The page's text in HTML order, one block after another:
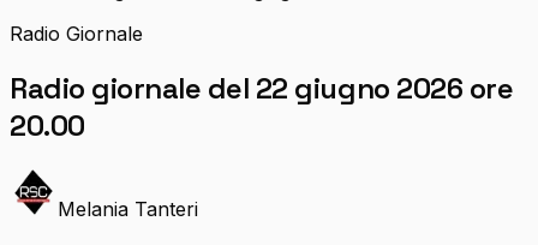
Radio Giornale
Radio giornale del 22 giugno 2026 ore
20.00
Melania Tanteri